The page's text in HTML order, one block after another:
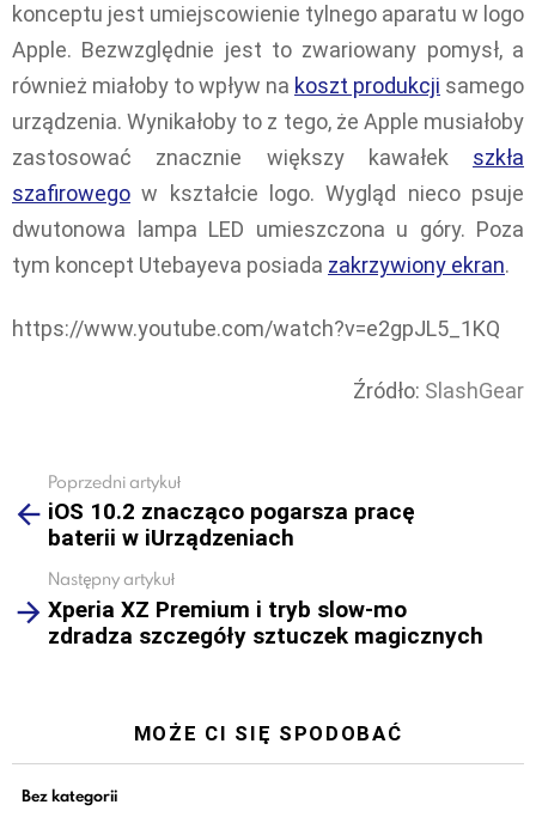
konceptu jest umiejscowienie tylnego aparatu w logo
Apple. Bezwzględnie jest to zwariowany pomysł, a
również miałoby to wpływ na koszt produkcji samego
urządzenia. Wynikałoby to z tego, że Apple musiałoby
zastosować znacznie większy kawałek szkła
szafirowego w kształcie logo. Wygląd nieco psuje
dwutonowa lampa LED umieszczona u góry. Poza
tym koncept Utebayeva posiada zakrzywiony ekran.
https://www.youtube.com/watch?v=e2gpJL5_1KQ
Źródło: SlashGear
more
Poprzedni artykuł
iOS 10.2 znacząco pogarsza pracę
baterii w iUrządzeniach
Następny artykuł
Xperia XZ Premium i tryb slow-mo
zdradza szczegóły sztuczek magicznych
MOŻE CI SIĘ SPODOBAĆ
Bez kategorii